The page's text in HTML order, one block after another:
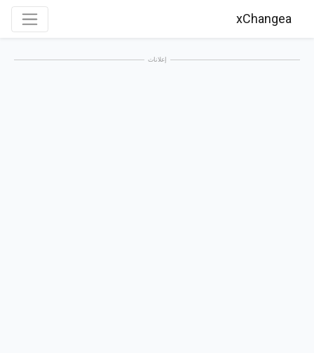
xChangea
إعلانات